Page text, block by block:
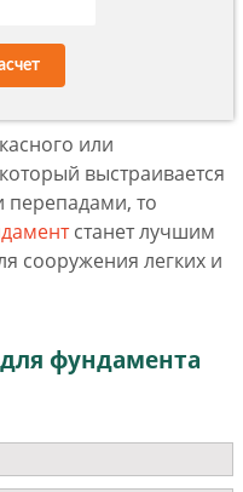
или
выстраивается
перепадами, то
станет лучшим
сооружения легких и
фундамента